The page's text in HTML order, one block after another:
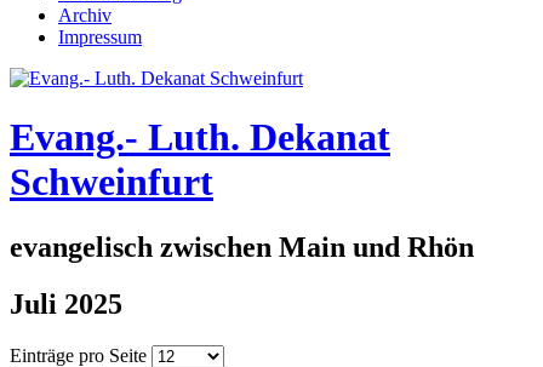
Archiv
Impressum
Evang.- Luth. Dekanat
Schweinfurt
evangelisch zwischen Main und Rhön
Juli 2025
Einträge pro Seite